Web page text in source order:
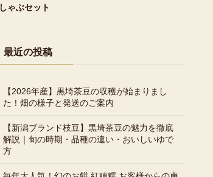
しゃぶセット
最近の投稿
【2026年産】黒埼茶豆の収穫が始まりまし
た！畑の様子と発送のご案内
【新潟ブランド枝豆】黒埼茶豆の魅力を徹底
解説｜旬の時期・品種の違い・おいしいゆで
方